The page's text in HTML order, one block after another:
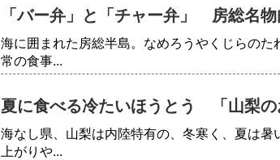
「バー弁」と「チャー弁」 房総名物
海に囲まれた房総半島。なめろうやくじらの
常の食事...
夏に食べる冷たいほうとう 「山梨の
海なし県、山梨は内陸特有の、冬寒く、夏は
上がりや...